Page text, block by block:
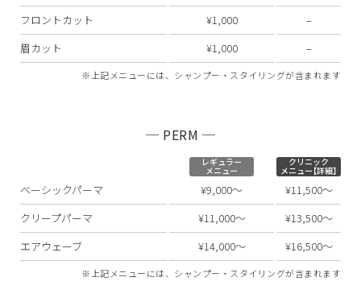
フロントカット
¥1,000
–
眉カット
¥1,000 –
※上記メニューには、シャンプー・スタイリングが含まれます
─ PERM ─
レギュラー
メニュー
クリニック
メニュー【詳細】
ベーシックパーマ ¥9,000〜
¥11,500〜
クリープパーマ
¥11,000〜
¥13,500〜
エアウェーブ
¥14,000〜 ¥16,500〜
※上記メニューには、シャンプー・スタイリングが含まれます